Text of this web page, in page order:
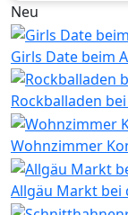
Neu
Girls Date beim
Rockballaden
Wohnzimmer
Allgäu Markt bei